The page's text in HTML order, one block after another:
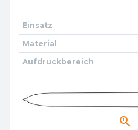
Einsatz
Material
Aufdruckbereich
zoom_in